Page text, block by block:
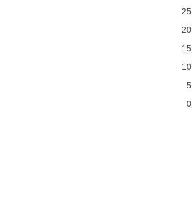
0
5
10
15
20
25